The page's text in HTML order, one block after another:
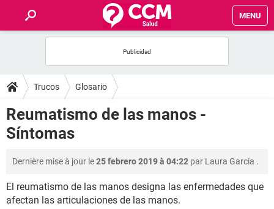
MENU
FORUMS
SALUD
FAMILIA
BIENESTAR
Trucos Glosario
Reumatismo de las manos -
Síntomas
Dernière mise à jour le25 febrero 2019 à 04:22 par Laura García .
El reumatismo de las manos designa las enfermedades que
afectan las articulaciones de las manos.